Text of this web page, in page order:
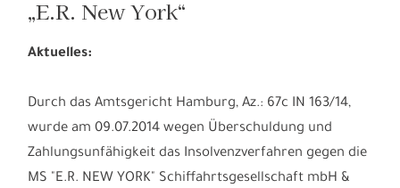
„E.R. New York“
Aktuelles:
Durch das Amtsgericht Hamburg, Az.: 67c IN 163/14,
wurde am 09.07.2014 wegen Überschuldung und
Zahlungsunfähigkeit das Insolvenzverfahren gegen die
MS "E.R. NEW YORK" Schiffahrtsgesellschaft mbH &